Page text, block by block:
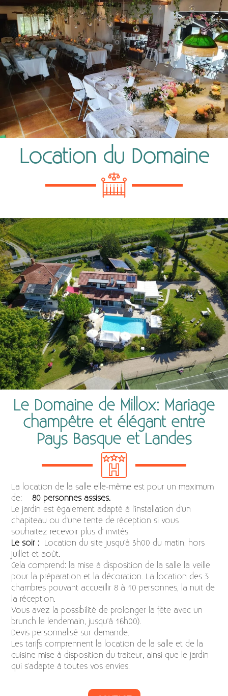
Location du Domaine
Le Domaine de Millox: Mariage
champêtre et élégant entre
Pays Basque et Landes
La location de la salle elle-même est pour un maximum
de: 80 personnes assises.
Le jardin est également adapté à l'installation d'un
chapiteau ou d'une tente de réception si vous
souhaitez recevoir plus d' invités.
Le soir : Location du site jusqu'à 3h00 du matin, hors
juillet et août.
Cela comprend: la mise à disposition de la salle la veille
pour la préparation et la décoration. La location des 3
chambres pouvant accueillir 8 à 10 personnes, la nuit de
la réception.
Vous avez la possibilité de prolonger la fête avec un
brunch le lendemain, jusqu'à 16h00).
Devis personnalisé sur demande.
Les tarifs comprennent la location de la salle et de la
cuisine mise à disposition du traiteur, ainsi que le jardin
qui s'adapte à toutes vos envies.